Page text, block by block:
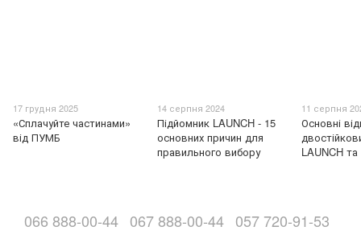
17 грудня 2025
«Сплачуйте частинами»
від ПУМБ
14 серпня 2024
Підйомник LAUNCH - 15
основних причин для
правильного вибору
11 серпня
Основні
LAUNCH
066 888-00-44 067 888-00-44 057 720-91-53